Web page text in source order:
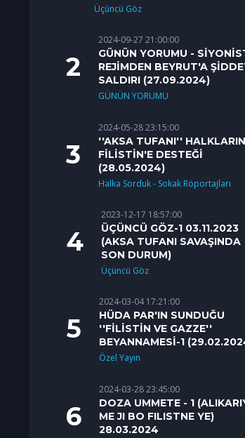
Üçüncü Göz
2024-09-27 21:00:00
GÜNÜN YORUMU -
REJİMDEN BEYRUT'A
SALDIRI (27.09.2024)
GÜNÜN YORUMU
2024-05-28 23:15:00
''AKSA TUFANI'' HALKLARIN
FİLİSTİN'E DESTEĞİ
(28.05.2024)
Halka Sorduk - Sokak Röportajları
2023-12-17 18:57:00
ÜÇÜNCÜ GÖZ-1 03.11.2023
(AKSA TUFANI SAVAŞINDA
SON DURUM)
Üçüncü Göz
2024-03-04 17:21:00
HÜDA PAR'IN SUNDUĞU
''FİLİSTİN VE GAZZE''
BEYANNAMESİ-1
Özel Yayın
2024-03-28 23:45:00
DOZA UMMETE - 1
ME JI BO FILISTNE YE)
28.03.2024